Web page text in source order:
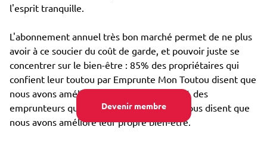
Devenir membre
l'esprit tranquille.
L'abonnement annuel très bon marché permet de ne plus
avoir à ce soucier du coût de garde, et pouvoir juste se
concentrer sur le bien-être : 85% des propriétaires qui
confient leur toutou par Emprunte Mon Toutou disent que
nous avons amélioré son bien-être, et 98% des
emprunteurs qui s'occupent d'un toutou nous disent que
nous avons amélioré leur propre bien-être.